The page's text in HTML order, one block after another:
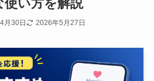
使い方を解説
月30日 2026年5月27日